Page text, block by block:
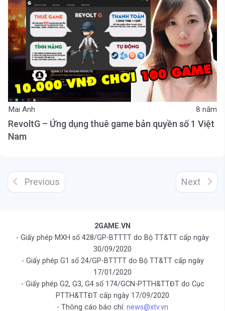
Mai Anh 8 năm
RevoltG – Ứng dụng thuê game bản quyền số 1 Việt
Nam
Previous Next
2GAME.VN
- Giấy phép MXH số 428/GP-BTTTT do Bộ TT&TT cấp ngày
30/09/2020
- Giấy phép G1 số 24/GP-BTTTT do Bộ TT&TT cấp ngày
17/01/2020
- Giấy phép G2, G3, G4 số 174/GCN-PTTH&TTĐT do Cục
PTTH&TTĐT cấp ngày 17/09/2020
- Thông cáo báo chí: news@xtv.vn